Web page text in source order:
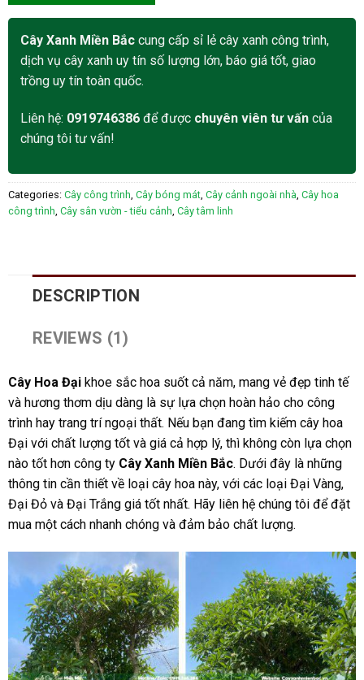
Cây Xanh Miền Bắccung cấp sỉ lẻ cây xanh công trình,
dịch vụ cây xanh uy tín số lượng lớn, báo giá tốt, giao
trồng uy tín toàn quốc.
Liên hệ: 0919746386để được chuyên viên tư vấncủa
chúng tôi tư vấn!
Categories: Cây công trình, Cây bóng mát, Cây cảnh ngoài nhà, Cây hoa
công trình, Cây sân vườn - tiểu cảnh, Cây tâm linh
DESCRIPTION
REVIEWS (1)
Cây Hoa Đạikhoe sắc hoa suốt cả năm, mang vẻ đẹp tinh tế
và hương thơm dịu dàng là sự lựa chọn hoàn hảo cho công
trình hay trang trí ngoại thất. Nếu bạn đang tìm kiếm cây hoa
Đại với chất lượng tốt và giá cả hợp lý, thì không còn lựa chọn
nào tốt hơn công ty Cây Xanh Miền Bắc. Dưới đây là những
thông tin cần thiết về loại cây hoa này, với các loại Đại Vàng,
Đại Đỏ và Đại Trắng giá tốt nhất. Hãy liên hệ chúng tôi để đặt
mua một cách nhanh chóng và đảm bảo chất lượng.